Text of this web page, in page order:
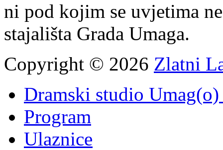
ni pod kojim se uvjetima
stajališta Grada Umaga.
Copyright © 2026 Zlatni
Dramski studio
Program
Ulaznice